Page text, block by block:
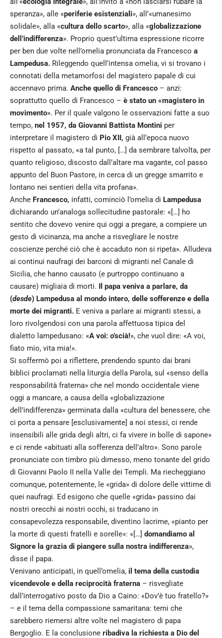
speranza», alle «periferie esistenziali», all’«umanesimo
solidale», alla «cultura dello scarto», alla «globalizzazione
dell’indifferenza». Proprio quest’ultima espressione ricorre
per ben due volte nell’omelia pronunciata da Francesco a
Lampedusa. Rileggendo quell’intensa omelia, vi si trovano i
connotati della metamorfosi del magistero papale di cui
accennavo prima. Anche quello di Francesco – anzi:
soprattutto quello di Francesco – è stato un «magistero in
movimento». Per il quale valgono le osservazioni fatte a suo
tempo, nel 1957, da Giovanni Battista Montini per
interpretare il magistero di Pio XII, già all’epoca nuovo
rispetto al passato, «a tal punto, […] da sembrare talvolta, per
quanto religioso, discosto dall’altare ma vagante, col passo
appunto del Buon Pastore, in cerca di un gregge smarrito e
lontano nei sentieri della vita profana».
Anche Francesco, infatti, cominciò l’omelia di Lampedusa
dichiarando un’analoga sollecitudine pastorale: «[…] ho
sentito che dovevo venire qui oggi a pregare, a compiere un
gesto di vicinanza, ma anche a risvegliare le nostre
coscienze perché ciò che è accaduto non si ripeta». Alludeva
ai continui naufragi dei barconi di migranti nel Canale di
Sicilia, che hanno causato (e purtroppo continuano a
causare) migliaia di morti. Il papa veniva a parlare, da
(desde) Lampedusa al mondo intero, delle sofferenze e della
morte dei migranti. E veniva a parlare ai migranti stessi, a
loro rivolgendosi con una parola affettuosa tipica del
dialetto lampedusano: «A voi: o’scià!», che vuol dire: «A voi,
fiato mio, vita mia!».
Si soffermò poi a riflettere, prendendo spunto dai brani
biblici proclamati nella liturgia della Parola, sul «senso della
responsabilità fraterna» che nel mondo occidentale viene
oggi a mancare, a causa della «globalizzazione
dell’indifferenza» germinata dalla «cultura del benessere, che
ci porta a pensare [esclusivamente] a noi stessi, ci rende
insensibili alle grida degli altri, ci fa vivere in bolle di sapone»
e ci rende «abituati alla sofferenza dell’altro». Sono parole
pronunciate con timbro più dimesso, meno tonante del grido
di Giovanni Paolo II nella Valle dei Templi. Ma riecheggiano
comunque, potentemente, le «grida» di dolore delle vittime di
quei naufragi. Ed esigono che quelle «grida» passino dai
nostri orecchi ai nostri occhi, si traducano in
consapevolezza responsabile, diventino lacrime, «pianto per
la morte di questi fratelli e sorelle»: «[…] domandiamo al
Signore la grazia di piangere sulla nostra indifferenza»,
disse il papa.
Venivano anticipati, in quell’omelia, il tema della custodia
vicendevole e della reciprocità fraterna – risvegliate
dall’interrogativo posto da Dio a Caino: «Dov’è tuo fratello?»
– e il tema della compassione samaritana: temi che
sarebbero riemersi altre volte nel magistero di papa
Bergoglio. E la conclusione ribadiva la richiesta a Dio del